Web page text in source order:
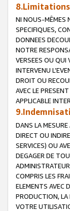
NI NOUS-MÊMES
SPECIFIQUES,
DONNEES
NOTRE
VERSEES OU QUI
INTERVENU
DROIT OU
AVEC LE
APPLICABLE
DANS LA
DIRECT OU
SERVICES) OU
DEGAGER DE
COMPRIS LES
ELEMENTS AVEC
PRODUCTION, LA
VOTRE